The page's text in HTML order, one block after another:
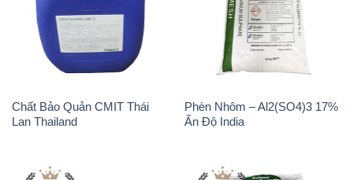
Chất Bảo Quản CMIT Thái
Lan Thailand
Phèn Nhôm – Al2(SO4)3 17%
Ấn Độ India